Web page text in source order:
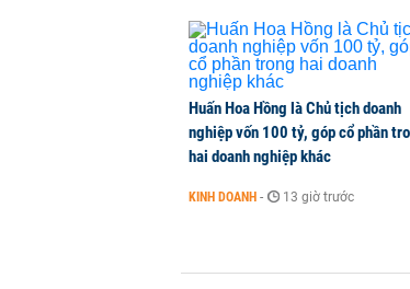
Huấn Hoa Hồng là Chủ tịch doanh
nghiệp vốn 100 tỷ, góp cổ phần
hai doanh nghiệp khác
KINH DOANH - 13 giờ trước